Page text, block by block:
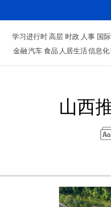
学习进行时 高层 时政 人事 国际
金融 汽车 食品 人居生活信息化
山西